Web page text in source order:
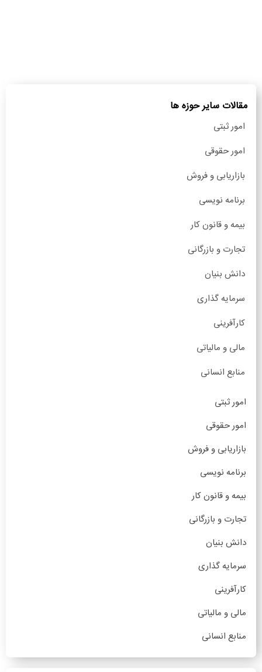
مقالات سایر حوزه ها
امور ثبتی
امور حقوقی
بازاریابی و فروش
برنامه نویسی
بیمه و قانون کار
تجارت و بازرگانی
دانش بنیان
سرمایه گذاری
کارآفرینی
مالی و مالیاتی
منابع انسانی
امور ثبتی
امور حقوقی
بازاریابی و فروش
برنامه نویسی
بیمه و قانون کار
تجارت و بازرگانی
دانش بنیان
سرمایه گذاری
کارآفرینی
مالی و مالیاتی
منابع انسانی